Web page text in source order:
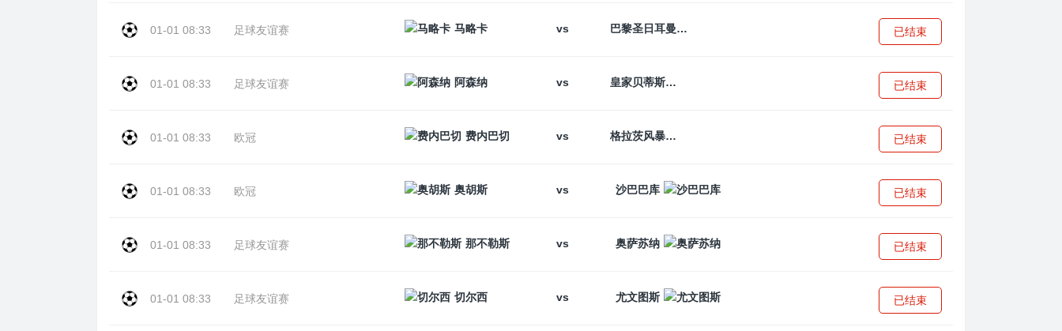
01-01 08:33 足球友谊赛 马略卡 vs 巴黎圣日耳曼 已结束
01-01 08:33 足球友谊赛 阿森纳 vs 皇家贝蒂斯 已结束
01-01 08:33 欧冠 费内巴切 vs 格拉茨风暴 已结束
01-01 08:33 欧冠 奥胡斯 vs 沙巴巴库 已结束
01-01 08:33 足球友谊赛 那不勒斯 vs 奥萨苏纳 已结束
01-01 08:33 足球友谊赛 切尔西 vs 尤文图斯 已结束